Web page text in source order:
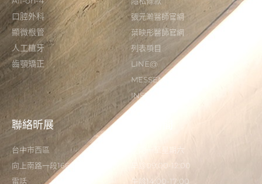
口腔外科
顯微根管
人工植牙
齒顎矯正
張元瀚醫師官網
葉映彤醫師官網
列表項目
LINE@
MESSENGER
INSTAGRAM
聯絡昕展
台中市西區
向上南路一段166-5號
電話
星期一至星期六
早診09:00-12:00
午診14:00-17:00